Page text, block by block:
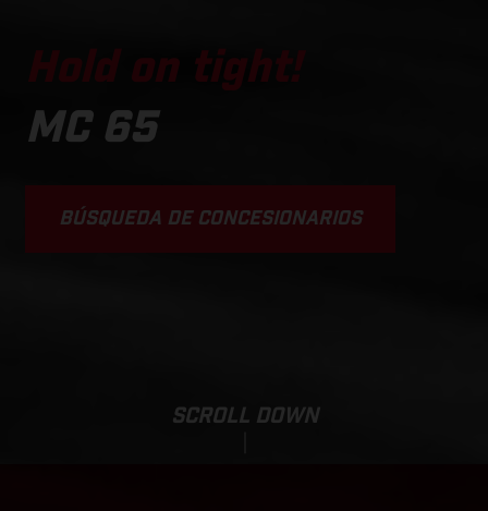
Hold on tight!
MC 65
BÚSQUEDA DE CONCESIONARIOS
SCROLL DOWN